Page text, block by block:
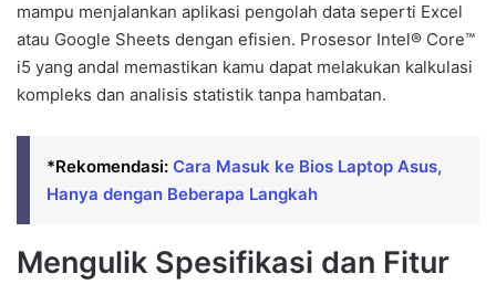
mampu menjalankan aplikasi pengolah data seperti Excel
atau Google Sheets dengan efisien. Prosesor Intel® Core™
i5 yang andal memastikan kamu dapat melakukan kalkulasi
kompleks dan analisis statistik tanpa hambatan.
*Rekomendasi: Cara Masuk ke Bios Laptop Asus,
Hanya dengan Beberapa Langkah
Mengulik Spesifikasi dan Fitur